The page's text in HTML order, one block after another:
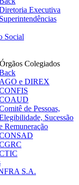
Executiva
Superintendências
Social
Colegiados
AGO e DIREX
de Pessoas,
Sucessão
Remuneração
S.A.